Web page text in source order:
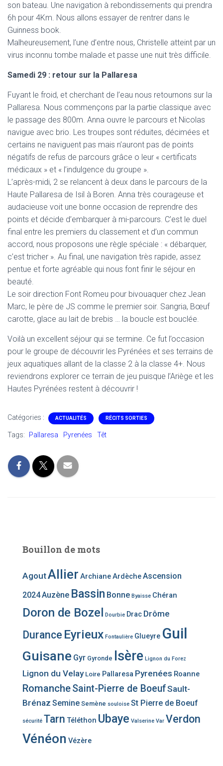
son bateau. Une navigation à rebondissements qui prendra
6h pour 4Km. Nous allons essayer de rentrer dans le
Guinness book.
Malheureusement, l’une d’entre nous, Christelle atteint par un
virus inconnu tombe malade et passe une nuit très difficile.
Samedi 29 : retour sur la Pallaresa
Fuyant le froid, et cherchant de l’eau nous retournons sur la
Pallaresa. Nous commençons par la partie classique avec
le passage des 800m. Anna ouvre le parcours et Nicolas
navigue avec brio. Les troupes sont réduites, décimées et
certains ne naviguent pas mais n’auront pas de points
négatifs de refus de parcours grâce o leur « certificats
médicaux » et « l’indulgence du groupe ».
L’après-midi, 2 se relancent à deux dans le parcours de la
Haute Pallaresa de Isil à Boren. Anna très courageuse et
audacieuse voit une bonne occasion de reprendre des
points et décide d’embarquer à mi-parcours. C’est le duel
final entre les premiers du classement et d’un commun
accord, nous proposons une règle spéciale : « débarquer,
c’est tricher ». Au final, une navigation très rapide, assez
pentue et forte agréable qui nous font finir le séjour en
beauté.
Le soir direction Font Romeu pour bivouaquer chez Jean
Marc, le père de JS comme le premier soir. Sangria, Bœuf
carotte, glace au lait de brebis … la boucle est bouclée.
Voilà un excellent séjour qui se termine. Ce fut l’occasion
pour le groupe de découvrir les Pyrénées et ses terrains de
jeux aquatiques allant de la classe 2 à la classe 4+. Nous
reviendrons explorer ce terrain de jeu puisque l’Ariège et les
Hautes Pyrénées restent à découvrir !
Catégories : ACTUALITÉS RÉCITS SORTIES
Tags: Pallaresa Pyrenées Têt
Bouillon de mots
AgoutAllier ArchianeArdècheAscension
2024Auzène Bassin Bonne Byaisse Chéran
Doron de Bozel Dourbie Drac Drôme
Durance Eyrieux Fontaulière Glueyre Guil
Guisane Gyr Gyronde Isère Lignon du Forez
Lignon du Velay Loire Pallaresa Pyrenées Roanne
RomancheSaint-Pierre de BoeufSault-
Brénaz Semine Semène souloise St Pierre de Boeuf
sécurité Tarn Téléthon Ubaye Valserine Var Verdon
Vénéon Vézère